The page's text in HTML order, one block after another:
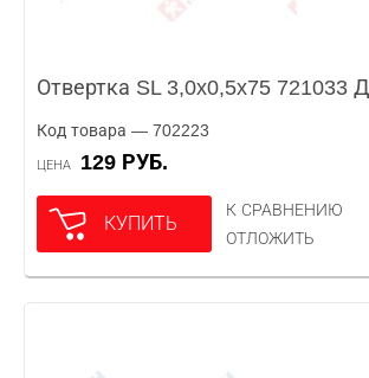
Отвертка SL 3,0x0,5x75 721033
Код товара — 702223
ЦЕНА 129 РУБ.
КУПИТЬ
К СРАВНЕНИЮ
ОТЛОЖИТЬ